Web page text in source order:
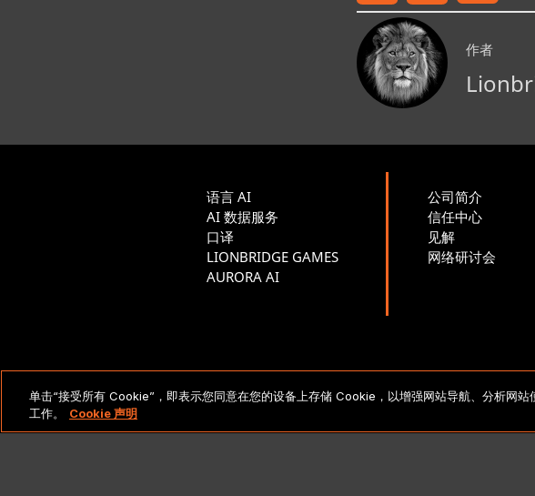
作者
语言 AI
AI 数据服务
口译
LIONBRIDGE GAMES
AURORA AI
公司简介
信任中心
见解
网络研讨会
法律声明和政策 版权所有
单击“接受所有 Cookie”，即表示您同意在您的设备上存储 Cookie，以增强网站导航、分析网站
工作。
Cookie 声明